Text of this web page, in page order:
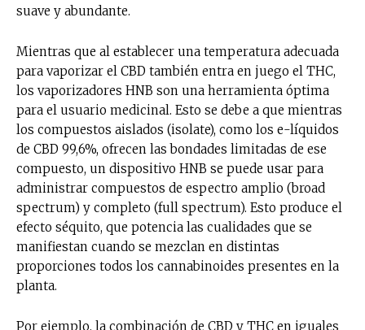
suave y abundante.
Mientras que al establecer una temperatura adecuada
para vaporizar el CBD también entra en juego el THC,
los vaporizadores HNB son una herramienta óptima
para el usuario medicinal. Esto se debe a que mientras
los compuestos aislados (isolate), como los e-líquidos
de CBD 99,6%, ofrecen las bondades limitadas de ese
compuesto, un dispositivo HNB se puede usar para
administrar compuestos de espectro amplio (broad
spectrum) y completo (full spectrum). Esto produce el
efecto séquito, que potencia las cualidades que se
manifiestan cuando se mezclan en distintas
proporciones todos los cannabinoides presentes en la
planta.
Por ejemplo, la combinación de CBD y THC en iguales